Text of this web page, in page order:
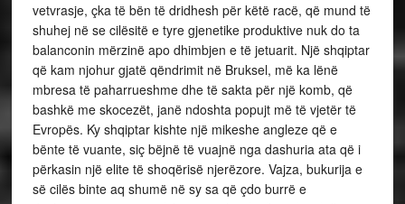
vetvrasje, çka të bën të dridhesh për këtë racë, që mund të
shuhej në se cilësitë e tyre gjenetike produktive nuk do ta
balanconin mërzinë apo dhimbjen e të jetuarit. Një shqiptar
që kam njohur gjatë qëndrimit në Bruksel, më ka lënë
mbresa të paharrueshme dhe të sakta për një komb, që
bashkë me skocezët, janë ndoshta popujt më të vjetër të
Evropës. Ky shqiptar kishte një mikeshe angleze që e
bënte të vuante, siç bëjnë të vuajnë nga dashuria ata që i
përkasin një elite të shoqërisë njerëzore. Vajza, bukurija e
së cilës binte aq shumë në sy sa që çdo burrë e